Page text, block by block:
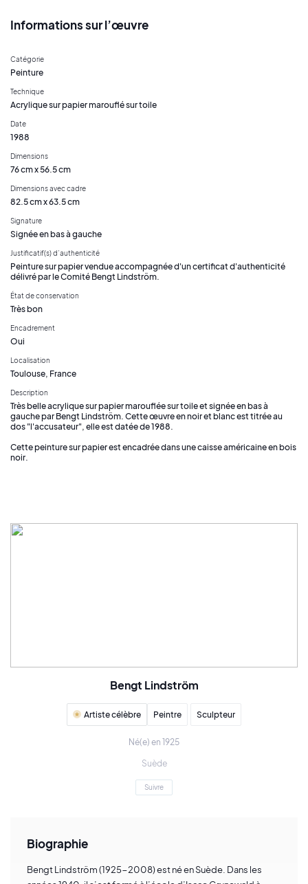
Informations sur l’œuvre
Catégorie
Peinture
Technique
Acrylique sur papier marouflé sur toile
Date
1988
Dimensions
76 cm x 56.5 cm
Dimensions avec cadre
82.5 cm x 63.5 cm
Signature
Signée en bas à gauche
Justificatif(s) d’authenticité
Peinture sur papier vendue accompagnée d'un certificat d'authenticité
délivré par le Comité Bengt Lindström.
État de conservation
Très bon
Encadrement
Oui
Localisation
Toulouse, France
Description
Très belle acrylique sur papier marouflée sur toile et signée en bas à
gauche par Bengt Lindström. Cette œuvre en noir et blanc est titrée au
dos "l'accusateur", elle est datée de 1988.
Cette peinture sur papier est encadrée dans une caisse américaine en bois
noir.
Bengt Lindström
Artiste célèbre Peintre Sculpteur
Né(e) en 1925
Suède
Suivre
Biographie
Bengt Lindström (1925-2008) est né en Suède. Dans les